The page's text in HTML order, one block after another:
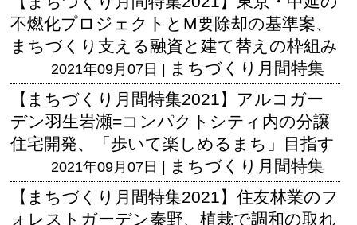
不燃化プロジェクトとM要除却の基準案、
まちづくり支える融資と建て替えの枠組み
2021年09月07日 | まちづくり月間特集
【まちづくり月間特集2021】アルコガー
デン羽生岩瀬=コンパクトシティ内の分譲
住宅開発、「歩いて楽しめるまち」目指す
2021年09月07日 | まちづくり月間特集
【まちづくり月間特集2021】住友林業のフ
ォレストガーデン秦野、植栽で調和の取れ